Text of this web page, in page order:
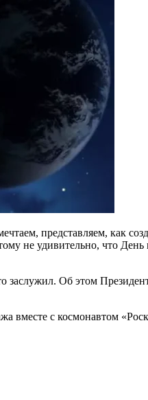
представляем, как
не удивительно, что
заслужил. Об этом
вместе с космонавтом